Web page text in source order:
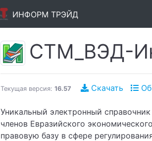
ИНФОРМ ТРЭЙД
CTM_ВЭД-
Текущая версия: 16.57 Скачать
Уникальный электронный
членов Евразийского
правовую базу в сфере